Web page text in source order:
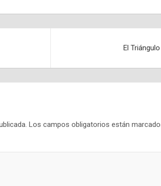
El
Los campos obligatorios están